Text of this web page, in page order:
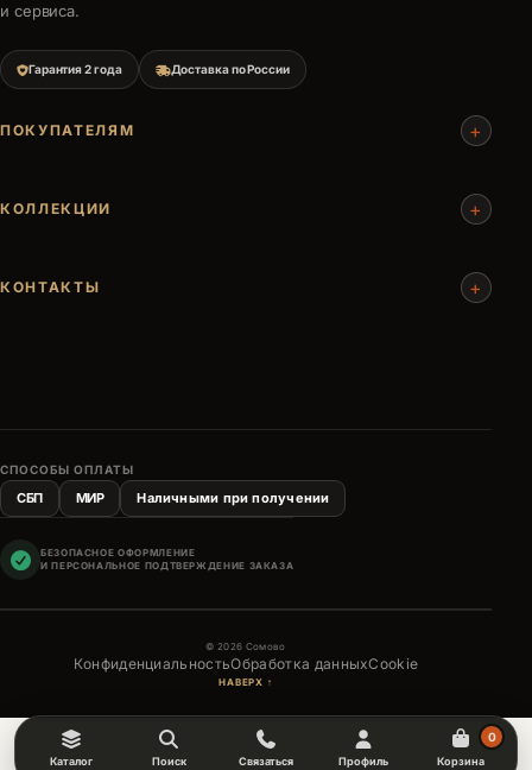
и сервиса.
Гарантия 2 года Доставка по России
ПОКУПАТЕЛЯМ +
КОЛЛЕКЦИИ +
КОНТАКТЫ +
СПОСОБЫ ОПЛАТЫ
СБП МИР Наличными при получении
БЕЗОПАСНОЕ ОФОРМЛЕНИЕ
И ПЕРСОНАЛЬНОЕ ПОДТВЕРЖДЕНИЕ ЗАКАЗА
© 2026 Сомово
КонфиденциальностьОбработка данныхCookie
НАВЕРХ ↑
Каталог Поиск Связаться Профиль Корзина
0